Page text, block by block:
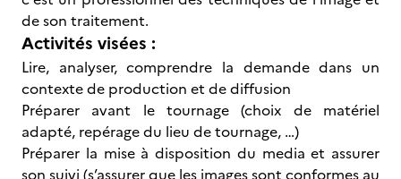
de son traitement.
Activités visées :
Lire, analyser, comprendre la demande dans un
contexte de production et de diffusion
Préparer avant le tournage (choix de matériel
adapté, repérage du lieu de tournage, …)
Préparer la mise à disposition du media et assurer
son suivi (s’assurer que les images sont conformes au